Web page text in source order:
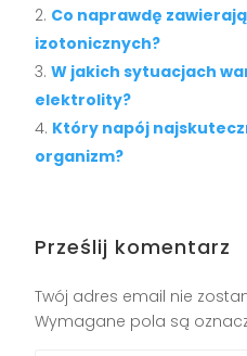
Co naprawdę
izotonicznych?
W jakich sytuacjach
elektrolity?
Który napój
organizm?
Prześlij komentarz
Twój adres email nie
Wymagane pola są